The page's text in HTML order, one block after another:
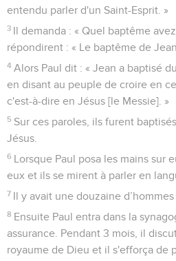
entendu parler d'un Saint-Esprit. »
3 Il demanda : « Quel baptême
répondirent : « Le baptême de
4 Alors Paul dit : « Jean a baptisé
en disant au peuple de croire en
c'est-à-dire en Jésus [le Messie]. »
5 Sur ces paroles, ils furent
Jésus.
6 Lorsque Paul posa les mains sur
eux et ils se mirent à parler en
7 Il y avait une douzaine d’hommes
8 Ensuite Paul entra dans la
assurance. Pendant 3 mois, il
royaume de Dieu et il s'efforça de